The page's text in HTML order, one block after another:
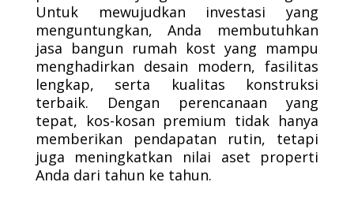
Untuk mewujudkan investasi yang
menguntungkan, Anda membutuhkan
jasa bangun rumah kost yang mampu
menghadirkan desain modern, fasilitas
lengkap, serta kualitas konstruksi
terbaik. Dengan perencanaan yang
tepat, kos-kosan premium tidak hanya
memberikan pendapatan rutin, tetapi
juga meningkatkan nilai aset properti
Anda dari tahun ke tahun.